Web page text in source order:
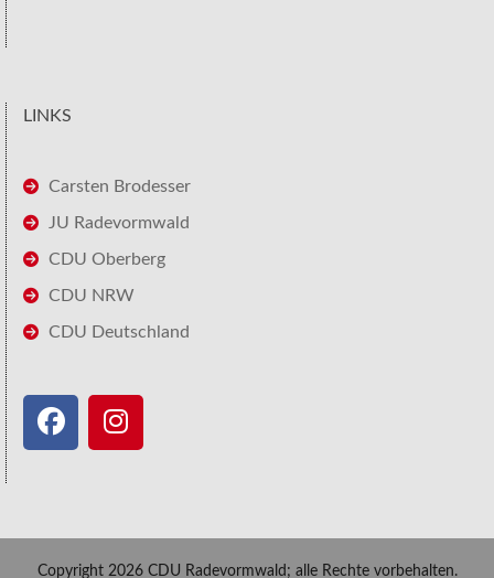
LINKS
Carsten Brodesser
JU Radevormwald
CDU Oberberg
CDU NRW
CDU Deutschland
Copyright 2026 CDU Radevormwald; alle Rechte vorbehalten.